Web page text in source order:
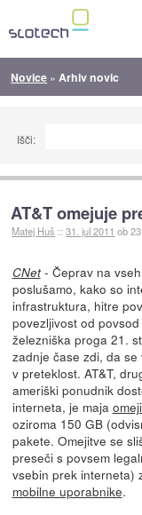
Novice » Arhiv novic
Išči:
AT&T omejuje
Matej Huš ::31. jul 2011 ob
CNet- Čeprav na
poslušamo, kako so
infrastruktura, hitre
povezljivost od povsod
železniška proga 21.
zadnje čase zdi, da se
v preteklost. AT&T,
ameriški ponudnik
interneta, je maja
oziroma 150 GB
pakete. Omejitve se
preseči s povsem
vsebin prek interneta)
mobilne uporabnike.